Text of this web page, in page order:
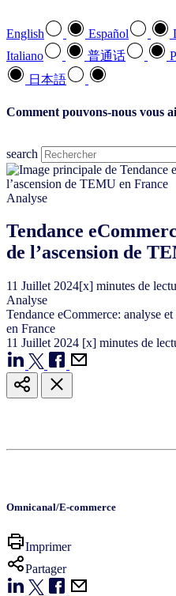
English Español
Italiano
普通话
日本語
Comment pouvons-nous vous
search
Analyse
Tendance
de l’ascension de
11 Juillet 2024[x] minutes de
Analyse
Tendance eCommerce: analyse
en France
11 Juillet 2024 [x] minutes de
Omnicanal/E-commerce
Imprimer
Partager